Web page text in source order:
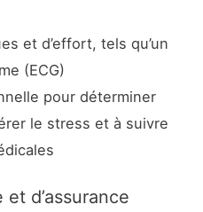
et d’effort, tels qu’un
(ECG)
pour déterminer
le stress et à suivre
d’assurance